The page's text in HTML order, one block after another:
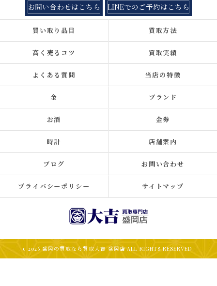
お問い合わせはこちら LINEでのご予約はこちら
買い取り品目 買取方法
高く売るコツ 買取実績
よくある質問 当店の特徴
金 ブランド
お酒 金券
時計 店舗案内
ブログ お問い合わせ
プライバシーポリシー サイトマップ
c 2026 盛岡の買取なら買取大吉 盛岡店 ALL RIGHTS RESERVED.